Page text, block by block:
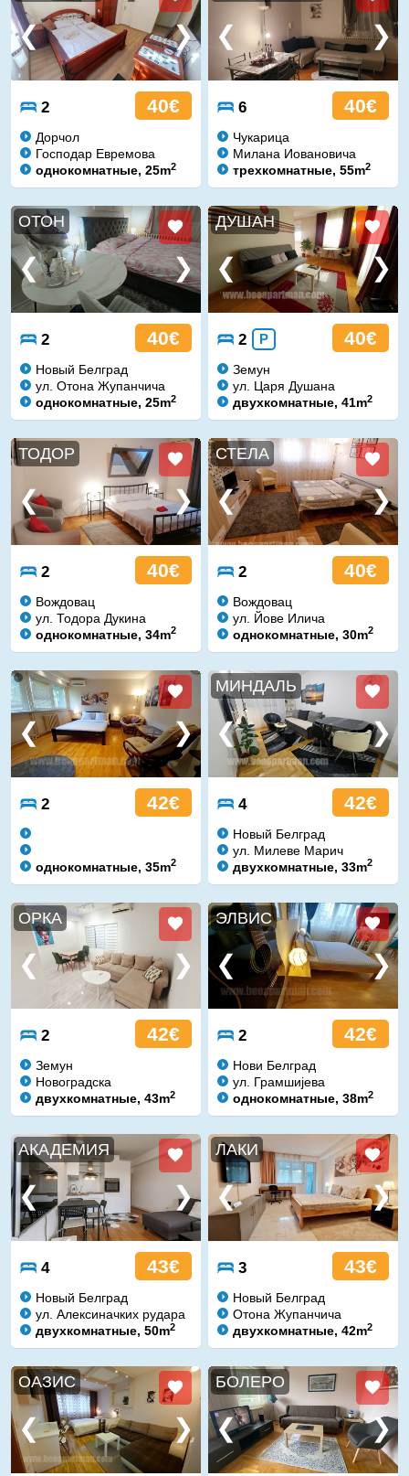
2 40€
Дорчол
Господар Евремова
однокомнатные, 25m2
6 40€
Чукарица
Милана Иовановича
трехкомнатные, 55m2
ОТОН
2 40€
Новый Белград
ул. Отона Жупанчича
однокомнатные, 25m2
ДУШАН
2 P 40€
Земун
ул. Царя Душана
двухкомнатные, 41m2
ТОДОР
2 40€
Вождовац
ул. Тодора Дукина
однокомнатные, 34m2
СТЕЛА
2 40€
Вождовац
ул. Йове Илича
однокомнатные, 30m2
2 42€
однокомнатные, 35m2
МИНДАЛЬ
4 42€
Новый Белград
ул. Милеве Марич
двухкомнатные, 33m2
ОРКА
2 42€
Земун
Новоградска
двухкомнатные, 43m2
ЭЛВИС
2 42€
Нови Белград
ул. Грамшијева
однокомнатные, 38m2
АКАДЕМИЯ
4 43€
Новый Белград
ул. Алексиначких рудара
двухкомнатные, 50m2
ЛАКИ
3 43€
Новый Белград
Отона Жупанчича
двухкомнатные, 42m2
ОАЗИС БОЛЕРО